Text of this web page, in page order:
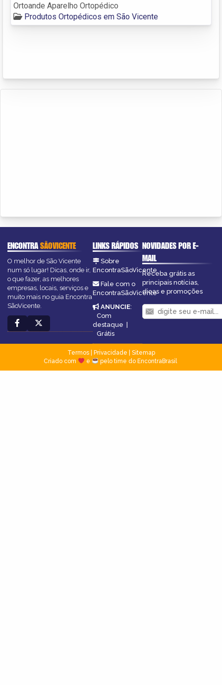
Ortoande Aparelho Ortopédico
Produtos Ortopédicos em São Vicente
ENCONTRASÃOVICENTE
O melhor de São Vicente
num só lugar! Dicas, onde ir,
o que fazer, as melhores
empresas, locais, serviços e
muito mais no guia Encontra
SãoVicente.
LINKS RÁPIDOS
Sobre
EncontraSãoVicente
Fale com o
EncontraSãoVicente
ANUNCIE:
Com
destaque |
Grátis
NOVIDADES POR E-
MAIL
Receba grátis as
principais notícias,
dicas e promoções
Termos| Privacidade
Sitemap
Criado com
e pelo time do EncontraBrasil